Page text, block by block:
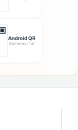
Android QR
Kamerayı Tut